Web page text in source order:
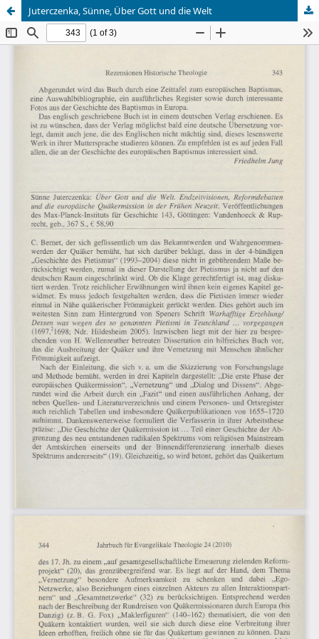
Juterczenka, Sünne, Über Gott und die Welt